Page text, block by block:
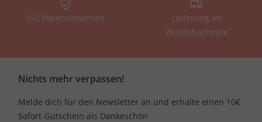
SSL Datensicherheit
Lieferung an
Wunschadresse
Nichts mehr verpassen!
Melde dich für den Newsletter an und erhalte einen 10€
Sofort-Gutschein als Dankeschön